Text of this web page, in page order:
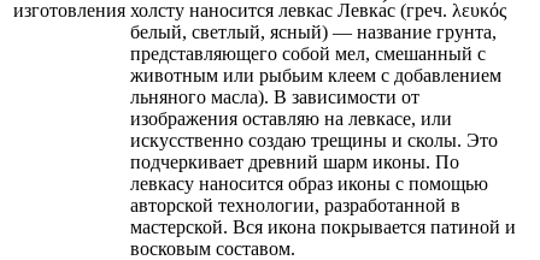
изготовления холсту наносится левкас Левка́с (греч. λευκός
белый, светлый, ясный) — название грунта,
представляющего собой мел, смешанный с
животным или рыбьим клеем с добавлением
льняного масла). В зависимости от
изображения оставляю на левкасе, или
искусственно создаю трещины и сколы. Это
подчеркивает древний шарм иконы. По
левкасу наносится образ иконы с помощью
авторской технологии, разработанной в
мастерской. Вся икона покрывается патиной и
восковым составом.